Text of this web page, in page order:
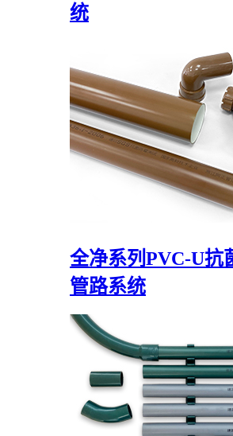
统
全净系列PVC-U抗
管路系统